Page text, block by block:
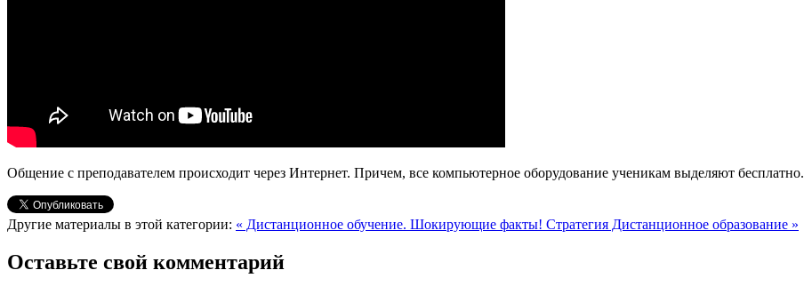
Общение с преподавателем происходит через Интернет. Причем, все компьютерное оборудование ученикам выделяют бесплатно.
Другие материалы в этой категории: « Дистанционное обучение. Шокирующие факты! Стратегия Дистанционное образование »
Оставьте свой комментарий